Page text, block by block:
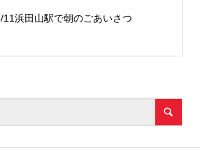
11浜田山駅で朝のごあいさつ